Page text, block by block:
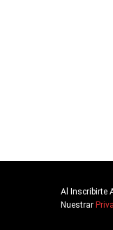
Al Inscribirte
Nuestrar